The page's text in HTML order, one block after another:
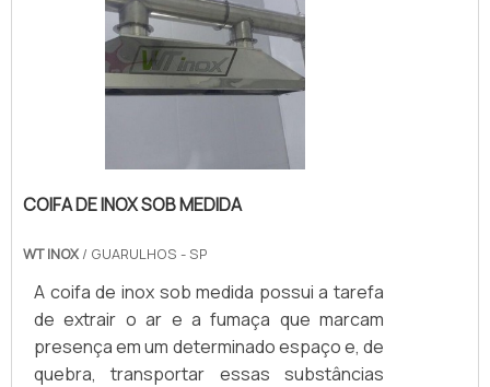
movimentação de carga.
COIFA DE INOX SOB MEDIDA
WT INOX / GUARULHOS - SP
A coifa de inox sob medida possui a tarefa
de extrair o ar e a fumaça que marcam
presença em um determinado espaço e, de
quebra, transportar essas substâncias